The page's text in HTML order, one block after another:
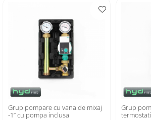
Grup pompare cu vana de mixaj
-1” cu pompa inclusa
Grup